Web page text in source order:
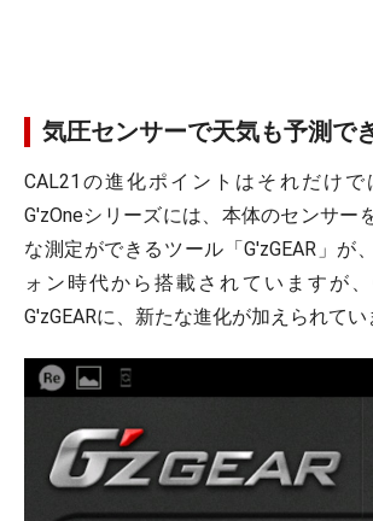
気圧センサーで天気も予測で
CAL21の進化ポイントはそれだけで
G'zOneシリーズには、本体のセンサー
な測定ができるツール「G'zGEAR」が
ォン時代から搭載されていますが
G'zGEARに、新たな進化が加えられてい